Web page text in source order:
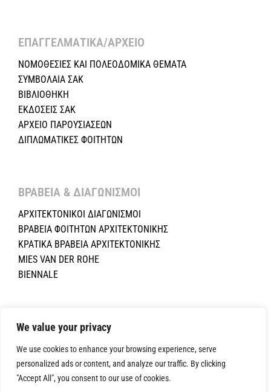
We value your privacy
We use cookies to enhance your browsing experience, serve
personalized ads or content, and analyze our traffic. By clicking
"Accept All", you consent to our use of cookies.
ΕΠΑΓΓΕΛΜΑΤΙΚΑ/ΑΡΧΕΙΟ ​
ΝΟΜΟΘΕΣΙΕΣ KAI ΠΟΛΕΟΔΟΜΙΚΑ ΘΕΜΑΤΑ
ΣΥΜΒΟΛΑΙΑ ΣΑΚ
ΒΙΒΛΙΟΘΗΚΗ
ΕΚΔΟΣΕΙΣ ΣΑΚ
ΑΡΧΕΙΟ ΠΑΡΟΥΣΙΑΣΕΩΝ
ΔΙΠΛΩΜΑΤΙΚΕΣ ΦΟΙΤΗΤΩΝ
ΒΡΑΒΕΙΑ & ΔΙΑΓΩΝΙΣΜΟΙ ​
ΑΡΧΙΤΕΚΤΟΝΙΚΟΙ ΔΙΑΓΩΝΙΣΜΟΙ
ΒΡΑΒΕΙΑ ΦΟΙΤΗΤΩΝ ΑΡΧΙΤΕΚΤΟΝΙΚΗΣ
ΚΡΑΤΙΚΑ ΒΡΑΒΕΙΑ ΑΡΧΙΤΕΚΤΟΝΙΚΗΣ
MIES VAN DER ROHE
BIENNALE
Reserved. Powered byNETinfo Plc